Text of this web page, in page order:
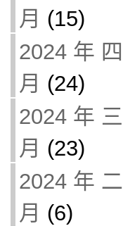
月 (15)
2024 年 四
月 (24)
2024 年 三
月 (23)
2024 年 二
月 (6)